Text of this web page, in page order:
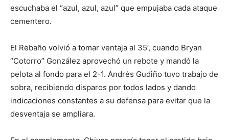
escuchaba el “azul, azul, azul” que empujaba cada ataque
cementero.
El Rebaño volvió a tomar ventaja al 35’, cuando Bryan
“Cotorro” González aprovechó un rebote y mandó la
pelota al fondo para el 2-1. Andrés Gudiño tuvo trabajo de
sobra, recibiendo disparos por todos lados y dando
indicaciones constantes a su defensa para evitar que la
desventaja se ampliara.